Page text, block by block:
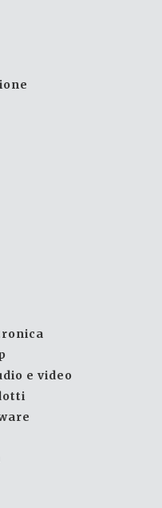
e video